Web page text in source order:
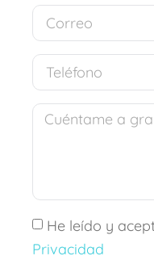
He leído y
Privacidad